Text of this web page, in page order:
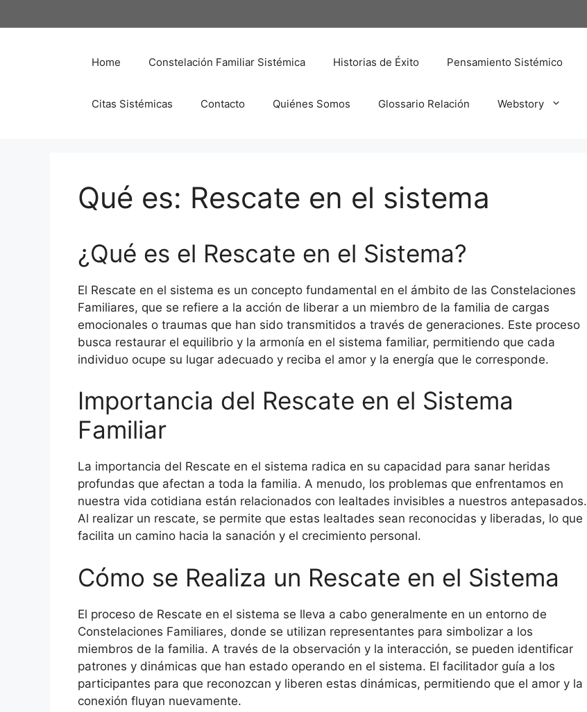
al
Home Constelación Familiar Sistémica Historias de Éxito Pensamiento Sistémico
Citas Sistémicas Contacto Quiénes Somos Glossario Relación Webstory
Qué es: Rescate en el sistema
¿Qué es el Rescate en el Sistema?
El Rescate en el sistema es un concepto fundamental en el ámbito de las Constelaciones
Familiares, que se refiere a la acción de liberar a un miembro de la familia de cargas
emocionales o traumas que han sido transmitidos a través de generaciones. Este proceso
busca restaurar el equilibrio y la armonía en el sistema familiar, permitiendo que cada
individuo ocupe su lugar adecuado y reciba el amor y la energía que le corresponde.
Importancia del Rescate en el Sistema
Familiar
La importancia del Rescate en el sistema radica en su capacidad para sanar heridas
profundas que afectan a toda la familia. A menudo, los problemas que enfrentamos en
nuestra vida cotidiana están relacionados con lealtades invisibles a nuestros antepasados.
Al realizar un rescate, se permite que estas lealtades sean reconocidas y liberadas, lo que
facilita un camino hacia la sanación y el crecimiento personal.
Cómo se Realiza un Rescate en el Sistema
El proceso de Rescate en el sistema se lleva a cabo generalmente en un entorno de
Constelaciones Familiares, donde se utilizan representantes para simbolizar a los
miembros de la familia. A través de la observación y la interacción, se pueden identificar
patrones y dinámicas que han estado operando en el sistema. El facilitador guía a los
participantes para que reconozcan y liberen estas dinámicas, permitiendo que el amor y la
conexión fluyan nuevamente.